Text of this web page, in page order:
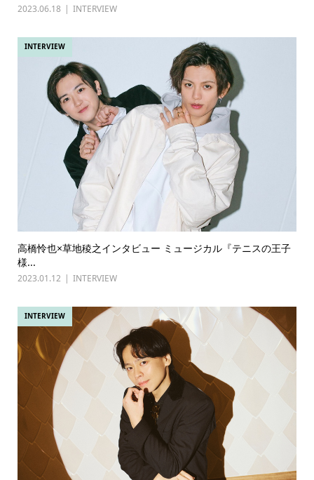
2023.06.18 INTERVIEW
INTERVIEW
高橋怜也×草地稜之インタビュー ミュージカル『テニスの王子
様...
2023.01.12 INTERVIEW
INTERVIEW